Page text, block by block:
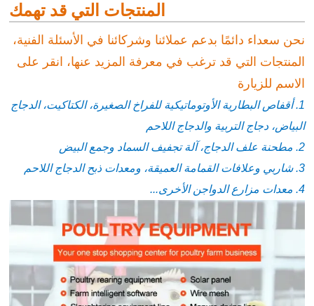
المنتجات التي قد تهمك
نحن سعداء دائمًا بدعم عملائنا وشركائنا في الأسئلة الفنية،
المنتجات التي قد ترغب في معرفة المزيد عنها، انقر على
الاسم للزيارة
1. أقفاص البطارية الأوتوماتيكية للفراخ الصغيرة، الكتاكيت، الدجاج
البياض، دجاج التربية والدجاج اللاحم
2. مطحنة علف الدجاج، آلة تجفيف السماد وجمع البيض
3. شاربي وعلافات القمامة العميقة، ومعدات ذبح الدجاج اللاحم
4. معدات مزارع الدواجن الأخرى...